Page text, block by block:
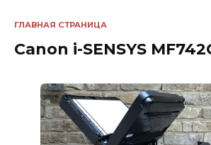
ГЛАВНАЯ СТРАНИЦА
Canon i-SENSYS